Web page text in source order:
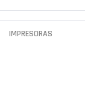
IMPRESORAS